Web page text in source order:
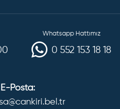
Whatsapp Hattımız
0 552 153 18 18
E-Posta: